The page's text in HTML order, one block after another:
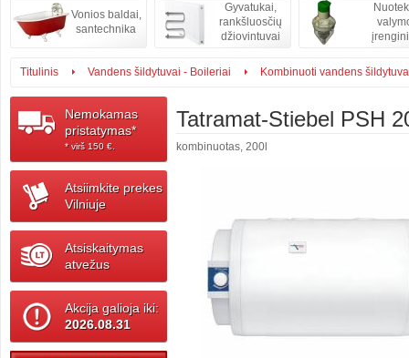
Vonios baldai,
santechnika
Gyvatukai,
rankšluosčių
džiovintuvai
Titulinis Vandens šildytuvai - Boileriai Kombinuoti vandens
Nemokamas
pristatymas*
* virš 150 ‎€.
Atsiimkite prekes
Vilniuje
Atsiskaitymas
atvežus
Akcija galioja iki:
2026.08.31
Tatramat-Stiebel PSH
kombinuotas, 200l